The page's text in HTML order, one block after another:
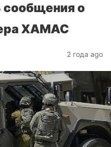
сообщения о
ХАМАС
2 года ago